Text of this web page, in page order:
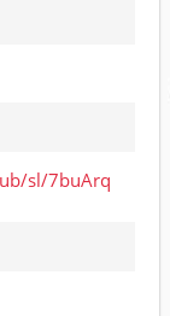
sl/7buArq